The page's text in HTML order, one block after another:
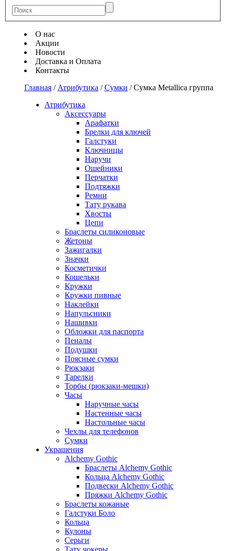
О нас
Акции
Новости
Доставка и Оплата
Контакты
Главная / Атрибутика /Сумки /Сумка Metallica группа
Атрибутика
Аксессуары
Арафатки
Брелки для ключей
Галстуки
Ключницы
Наручи
Ошейники
Перчатки
Подтяжки
Ремни
Тату рукава
Хвосты
Цепи
Браслеты силиконовые
Жетоны
Зажигалки
Значки
Косметички
Кошельки
Кружки
Кружки пивные
Наклейки
Напульсники
Нашивки
Обложки для паспорта
Пеналы
Подушки
Поясные сумки
Рюкзаки
Тарелки
Торбы (рюкзаки-мешки)
Часы
Наручные часы
Настенные часы
Настольные часы
Чехлы для телефонов
Сумки
Украшения
Alchemy Gothic
Браслеты Alchemy Gothic
Кольца Alchemy Gothic
Подвески Alchemy Gothic
Пряжки Alchemy Gothic
Браслеты кожаные
Галстуки Боло
Кольца
Кулоны
Серьги
Тату чокеры